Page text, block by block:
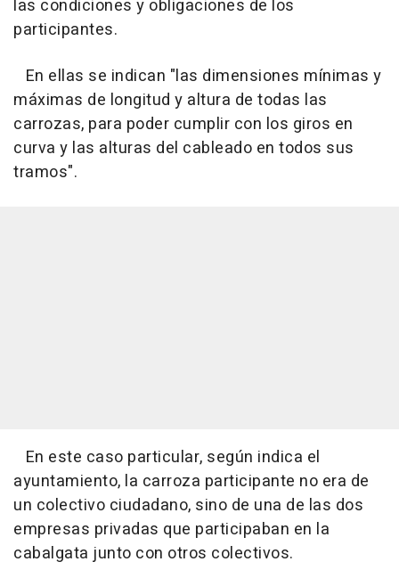
las condiciones y obligaciones de los
participantes.
En ellas se indican "las dimensiones mínimas y
máximas de longitud y altura de todas las
carrozas, para poder cumplir con los giros en
curva y las alturas del cableado en todos sus
tramos".
En este caso particular, según indica el
ayuntamiento, la carroza participante no era de
un colectivo ciudadano, sino de una de las dos
empresas privadas que participaban en la
cabalgata junto con otros colectivos.